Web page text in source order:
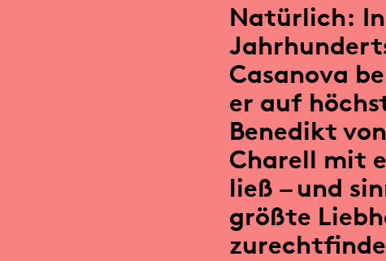
Natürlich:
Casanova
er auf
Benedikt
Charell mit
ließ – und
größte